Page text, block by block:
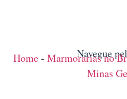
Navegue
Home- Marmorarias no
Minas